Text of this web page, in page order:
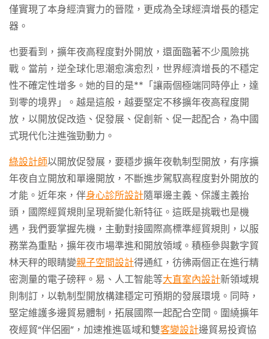
僅實現了本身經濟實力的晉陞，更成為全球經濟增長的穩定
器。
也要看到，擴年夜高程度對外開放，還面臨著不少風險挑
戰。當前，逆全球化思潮愈演愈烈，世界經濟增長的不穩定
性不確定性增多。她的目的是**「讓兩個極端同時停止，達
到零的境界」。越是這般，越要堅定不移擴年夜高程度開
放，以開放促改造、促發展、促創新、促一起配合，為中國
式現代化注進強勁動力。
綠設計師以開放促發展，要穩步擴年夜軌制型開放，有序擴
年夜自立開放和單邊開放，不斷進步駕馭高程度對外開放的
才能。近年來，伴身心診所設計隨單邊主義、保護主義抬
頭，國際經貿規則呈現新變化新特征。這既是挑戰也是機
遇，我們要掌握先機，主動對接國際高標準經貿規則，以服
務業為重點，擴年夜市場準進和開放領域。積極參與數字貿
林天秤的眼睛變親子空間設計得通紅，彷彿兩個正在進行精
密測量的電子磅秤。易、人工智能等大直室內設計新領域規
則制訂，以軌制型開放構建穩定可預期的發展環境。同時，
堅定維護多邊貿易體制，拓展國際一起配合空間。圍繞擴年
夜經貿“伴侶圈”，加速推進區域和雙客變設計邊貿易投資協